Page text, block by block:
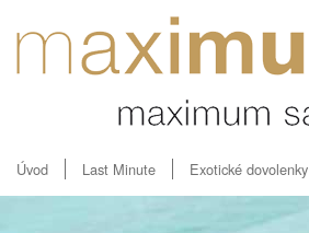
Úvod Last Minute Exotické dovolenky